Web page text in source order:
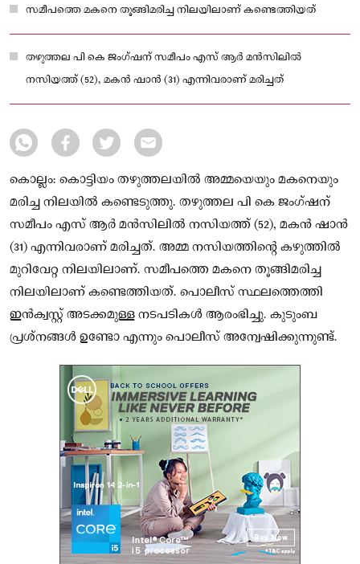
സമീപത്തെ മകനെ തൂങ്ങിമരിച്ച നിലയിലാണ് കണ്ടെത്തിയത്
തഴുത്തല പി കെ ജംഗ്ഷന് സമീപം എസ് ആർ മൻസിലിൽ
നസിയത്ത് (52), മകൻ ഷാൻ (31) എന്നിവരാണ് മരിച്ചത്
കൊല്ലം: കൊട്ടിയം തഴുത്തലയിൽ അമ്മയെയും മകനെയും
മരിച്ച നിലയിൽ കണ്ടെടുത്തു. തഴുത്തല പി കെ ജംഗ്ഷന്
സമീപം എസ് ആർ മൻസിലിൽ നസിയത്ത് (52), മകൻ ഷാൻ
(31) എന്നിവരാണ് മരിച്ചത്. അമ്മ നസിയത്തിന്റെ കഴുത്തിൽ
മുറിവേറ്റ നിലയിലാണ്. സമീപത്തെ മകനെ തൂങ്ങിമരിച്ച
നിലയിലാണ് കണ്ടെത്തിയത്. പൊലീസ് സ്ഥലത്തെത്തി
ഇന്‍ക്വസ്റ്റ് അടക്കമുള്ള നടപടികള്‍ ആരംഭിച്ചു. കുടുംബ
പ്രശ്നങ്ങള്‍ ഉണ്ടോ എന്നും പൊലീസ് അന്വേഷിക്കുന്നുണ്ട്.